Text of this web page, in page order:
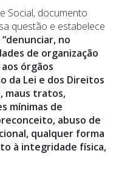
Social, documento
questão e estabelece
“denunciar, no
de organização
órgãos
da Lei e dos Direitos
maus tratos,
mínimas de
abuso de
qualquer forma
à integridade física,